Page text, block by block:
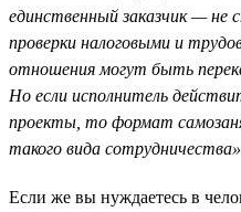
единственный заказчик — не
проверки налоговыми и
отношения могут быть
Но если исполнитель
проекты, то формат
такого вида сотрудничества»
Если же вы нуждаетесь в